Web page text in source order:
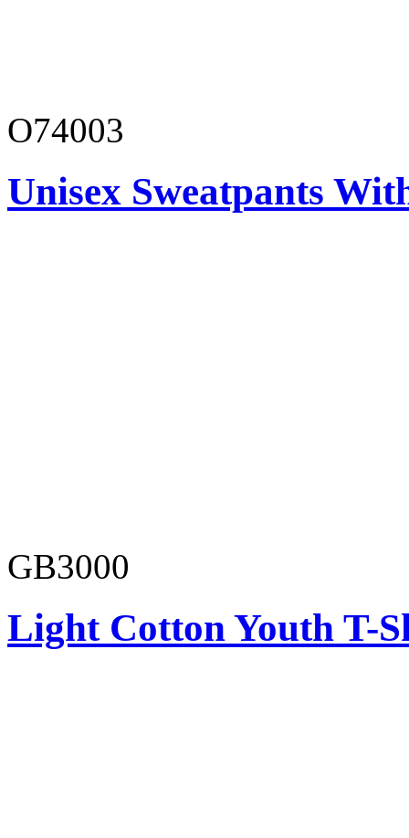
O74003
Unisex Sweatpants
GB3000
Light Cotton Youth T-